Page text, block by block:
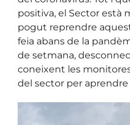
positiva, el Sector està
pogut reprendre
feia abans de la
de setmana,
coneixent les
del sector per